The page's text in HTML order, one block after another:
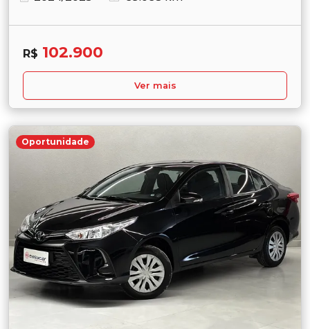
R$ 102.900
Ver mais
Oportunidade